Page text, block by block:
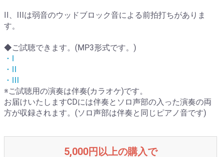
II、IIIは弱音のウッドブロック音による前拍打ちがありま
す。
◆ご試聴できます。(MP3形式です。)
・I
・II
・III
※ご試聴用の演奏は伴奏(カラオケ)です。
お届けいたしますCDには伴奏とソロ声部の入った演奏の両
方が収録されます。(ソロ声部は伴奏と同じピアノ音です)
5,000円以上の購入で